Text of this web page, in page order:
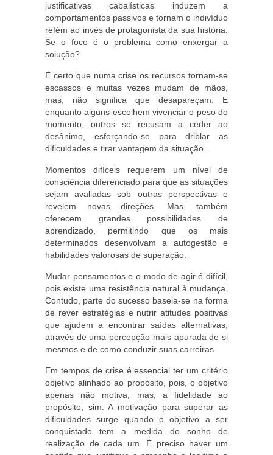
justificativas cabalísticas induzem a
comportamentos passivos e tornam o indivíduo
refém ao invés de protagonista da sua história.
Se o foco é o problema como enxergar a
solução?
É certo que numa crise os recursos tornam-se
escassos e muitas vezes mudam de mãos,
mas, não significa que desapareçam. E
enquanto alguns escolhem vivenciar o peso do
momento, outros se recusam a ceder ao
desânimo, esforçando-se para driblar as
dificuldades e tirar vantagem da situação.
Momentos difíceis requerem um nível de
consciência diferenciado para que as situações
sejam avaliadas sob outras perspectivas e
revelem novas direções. Mas, também
oferecem grandes possibilidades de
aprendizado, permitindo que os mais
determinados desenvolvam a autogestão e
habilidades valorosas de superação.
Mudar pensamentos e o modo de agir é difícil,
pois existe uma resistência natural à mudança.
Contudo, parte do sucesso baseia-se na forma
de rever estratégias e nutrir atitudes positivas
que ajudem a encontrar saídas alternativas,
através de uma percepção mais apurada de si
mesmos e de como conduzir suas carreiras.
Em tempos de crise é essencial ter um critério
objetivo alinhado ao propósito, pois, o objetivo
apenas não motiva, mas, a fidelidade ao
propósito, sim. A motivação para superar as
dificuldades surge quando o objetivo a ser
conquistado tem a medida do sonho de
realização de cada um. É preciso haver um